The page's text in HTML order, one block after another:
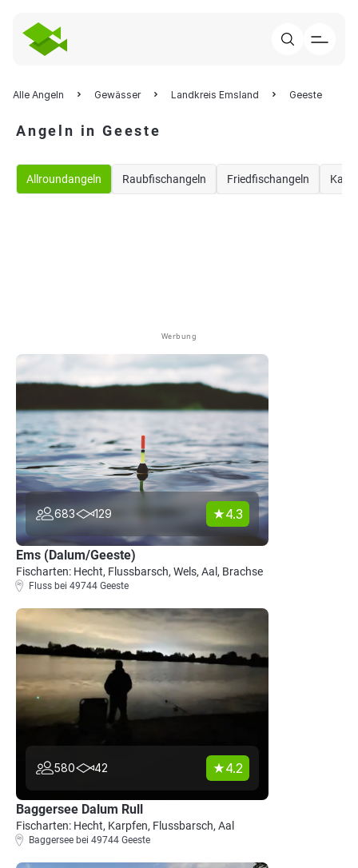
Alle Angeln Gewässer Landkreis Emsland Geeste
Angeln in Geeste
Allroundangeln Raubfischangeln Friedfischangeln
Werbung
683 129 4.3
Ems (Dalum/Geeste)
Fischarten: Hecht, Flussbarsch, Wels, Aal, Brachse
Fluss bei 49744 Geeste
580 42 4.2
Baggersee Dalum Rull
Fischarten: Hecht, Karpfen, Flussbarsch, Aal
Baggersee bei 49744 Geeste